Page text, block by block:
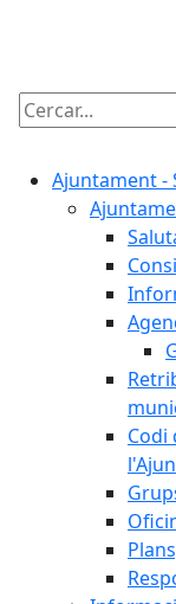
Cercar:
Ajuntament -
Codi